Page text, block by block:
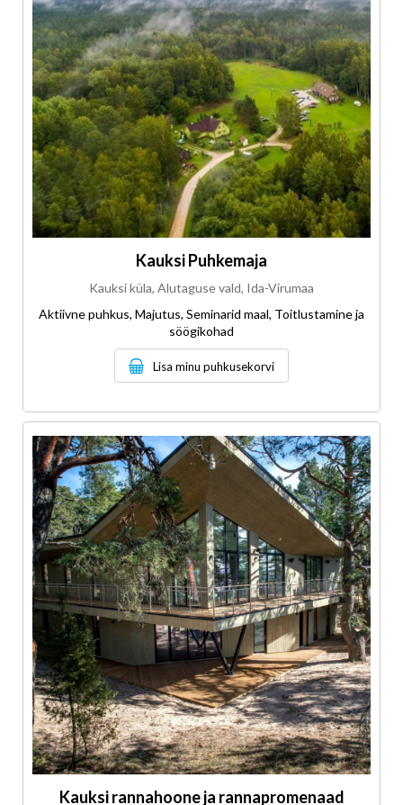
Kauksi Puhkemaja
Kauksi küla, Alutaguse vald, Ida-Virumaa
Aktiivne puhkus, Majutus, Seminarid maal, Toitlustamine ja
söögikohad
Lisa minu puhkusekorvi
Kauksi rannahoone ja rannapromenaad